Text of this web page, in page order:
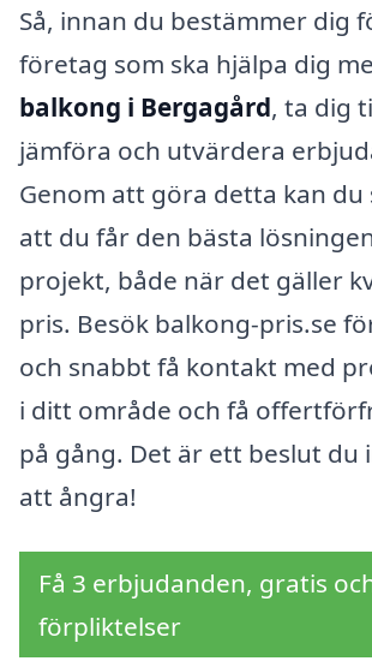
Så, innan du bestämmer dig
företag som ska hjälpa dig
balkong i Bergagård, ta dig
jämföra och utvärdera
Genom att göra detta kan du
att du får den bästa
projekt, både när det gäller
pris. Besök balkong-pris.se
och snabbt få kontakt med
i ditt område och få
på gång. Det är ett beslut du
att ångra!
Få 3 erbjudanden, gratis
förpliktelser